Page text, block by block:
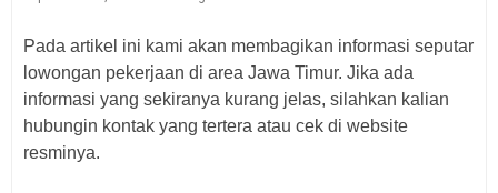
Pada artikel ini kami akan membagikan informasi seputar
lowongan pekerjaan di area Jawa Timur. Jika ada
informasi yang sekiranya kurang jelas, silahkan kalian
hubungin kontak yang tertera atau cek di website
resminya.